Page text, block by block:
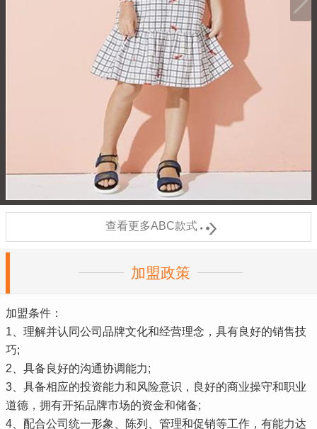
查看更多ABC款式
加盟政策
加盟条件：
1、理解并认同公司品牌文化和经营理念，具有良好的销售技
巧;
2、具备良好的沟通协调能力;
3、具备相应的投资能力和风险意识，良好的商业操守和职业
道德，拥有开拓品牌市场的资金和储备;
4、配合公司统一形象、陈列、管理和促销等工作，有能力达